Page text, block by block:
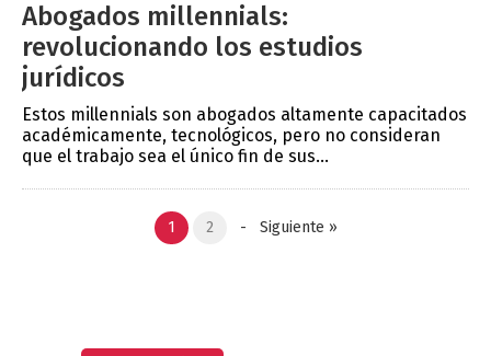
Abogados millennials:
revolucionando los estudios
jurídicos
Estos millennials son abogados altamente capacitados
académicamente, tecnológicos, pero no consideran
que el trabajo sea el único fin de sus...
1 2 - Siguiente »